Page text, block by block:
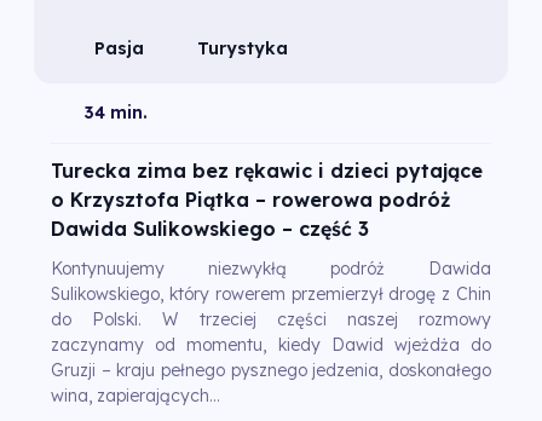
Pasja Turystyka
34 min.
Turecka zima bez rękawic i dzieci pytające
o Krzysztofa Piątka – rowerowa podróż
Dawida Sulikowskiego – część 3
Kontynuujemy niezwykłą podróż Dawida
Sulikowskiego, który rowerem przemierzył drogę z Chin
do Polski. W trzeciej części naszej rozmowy
zaczynamy od momentu, kiedy Dawid wjeżdża do
Gruzji – kraju pełnego pysznego jedzenia, doskonałego
wina, zapierających...